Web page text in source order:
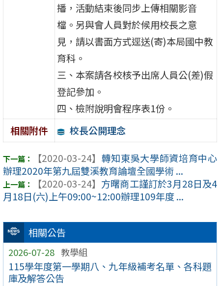
相關公告
2026-07-28 教學組
115學年度第一學期八、九年級補考名單、各科題
庫及解答公告
播，活動結束後同步上傳相關影音
檔。另與會人員對於候用校長之意
見，請以書面方式逕送(寄)本局國中教
育科。
三、本案請各校核予出席人員公(差)假
登記參加。
四、檢附說明會程序表1份。
相關附件
校長公開理念
【2020-03-24】 轉知東吳大學師資培育中心
辦理2020年第九屆雙溪教育論壇全國學術 ...
【2020-03-24】 方曙商工謹訂於3月28日及4
月18日(六)上午09:00~12:00辦理109年度 ...